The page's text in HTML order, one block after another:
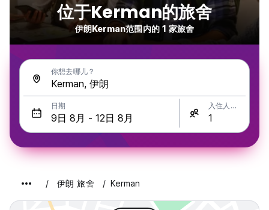
位于Kerman的旅舍
伊朗Kerman范围内的 1 家旅舍
你想去哪儿？
日期 入住人数
伊朗 旅舍 Kerman